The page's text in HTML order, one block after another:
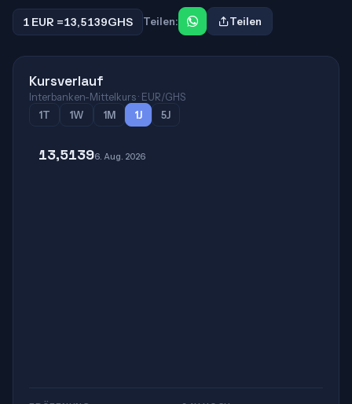
1 EUR =13,5139GHS Teilen: Teilen
Kursverlauf
Interbanken-Mittelkurs · EUR/GHS
1T
1W 1M 1J 5J
13,51396. Aug. 2026